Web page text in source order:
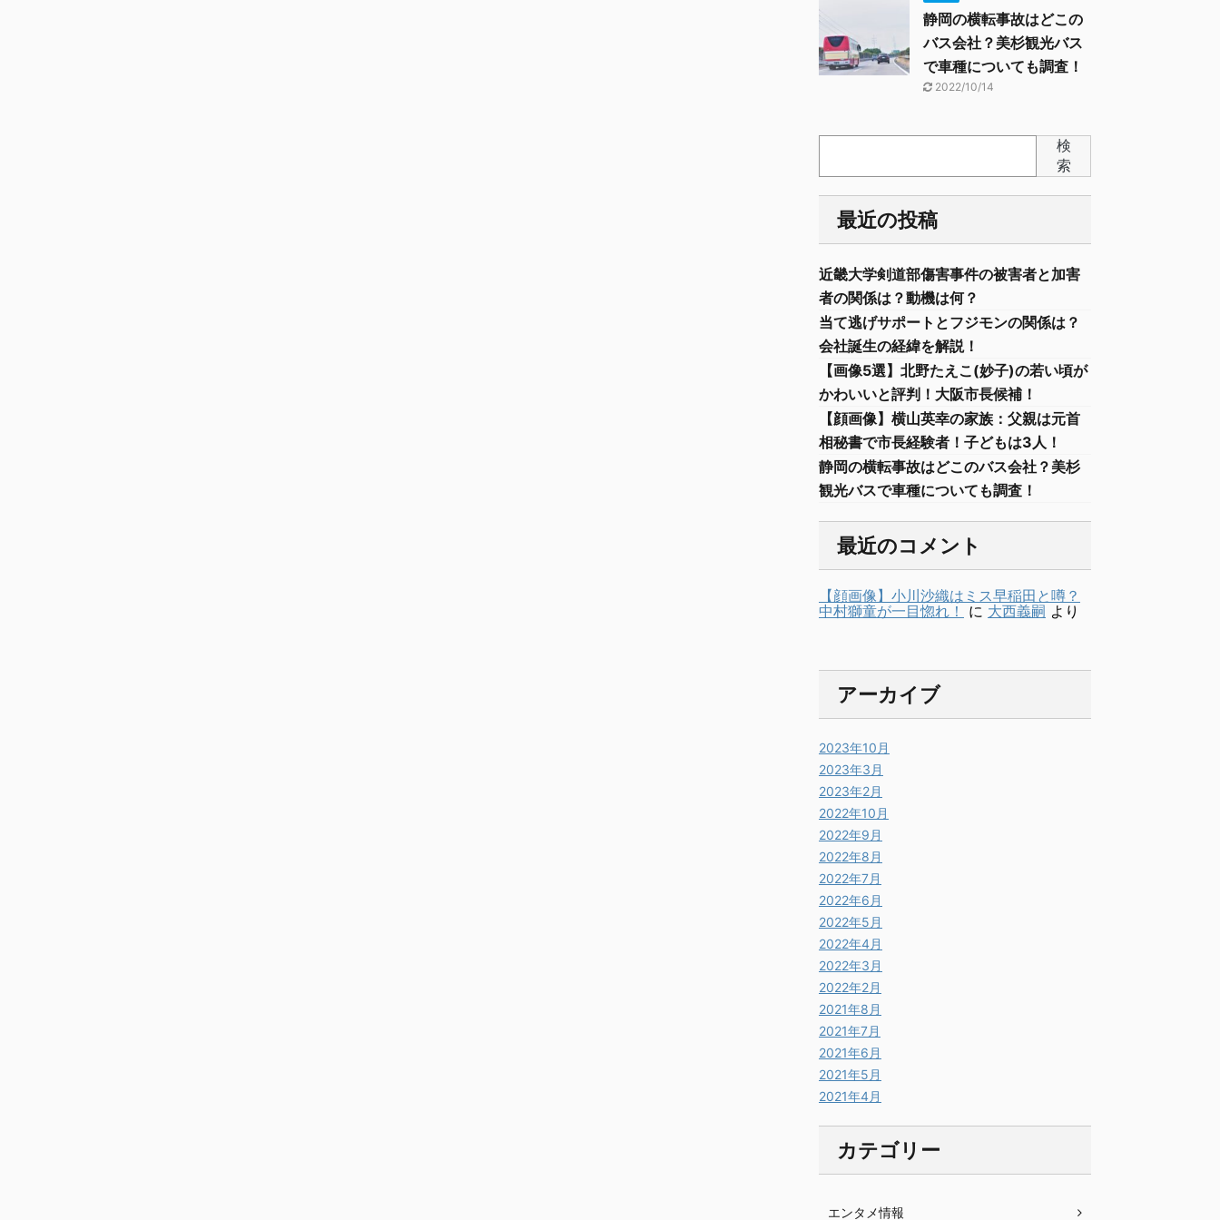
静岡の横転事故はどこの
バス会社？美杉観光バス
で車種についても調査！
2022/10/14
検
索
最近の投稿
近畿大学剣道部傷害事件の被害者と加害
者の関係は？動機は何？
当て逃げサポートとフジモンの関係は？
会社誕生の経緯を解説！
【画像5選】北野たえこ(妙子)の若い頃が
かわいいと評判！大阪市長候補！
【顔画像】横山英幸の家族：父親は元首
相秘書で市長経験者！子どもは3人！
静岡の横転事故はどこのバス会社？美杉
観光バスで車種についても調査！
最近のコメント
【顔画像】小川沙織はミス早稲田と噂？
中村獅童が一目惚れ！
に 大西義嗣 より
アーカイブ
2023年10月
2023年3月
2023年2月
2022年10月
2022年9月
2022年8月
2022年7月
2022年6月
2022年5月
2022年4月
2022年3月
2022年2月
2021年8月
2021年7月
2021年6月
2021年5月
2021年4月
カテゴリー
エンタメ情報